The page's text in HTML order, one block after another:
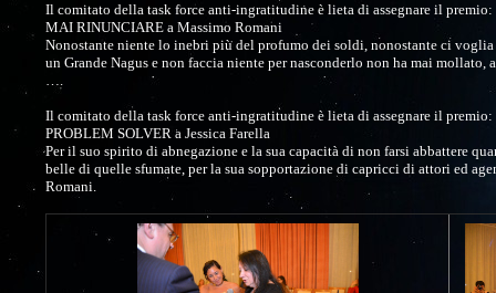
Il comitato della task force anti-ingratitudine è lieta di assegnare il premio:
MAI RINUNCIARE a Massimo Romani
Nonostante niente lo inebri più del profumo dei soldi, nonostante ci
un Grande Nagus e non faccia niente per nasconderlo non ha mai mollato,
….
Il comitato della task force anti-ingratitudine è lieta di assegnare il premio:
PROBLEM SOLVER a Jessica Farella
Per il suo spirito di abnegazione e la sua capacità di non farsi abbattere
belle di quelle sfumate, per la sua sopportazione di capricci di attori ed
Romani.